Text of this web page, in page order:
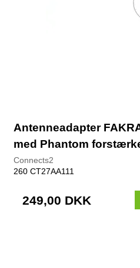
Antenneadapter
med Phantom
Connects2
260 CT27AA111
249,00 DKK